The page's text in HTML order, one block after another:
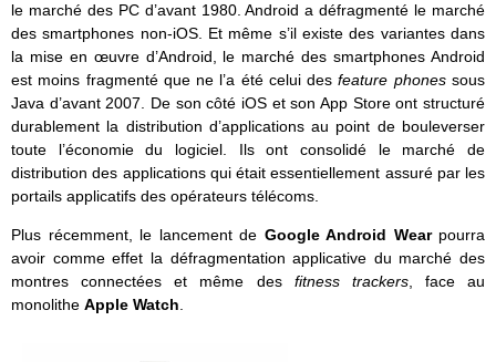
le marché des PC d’avant 1980. Android a défragmenté le marché
des smartphones non-iOS. Et même s’il existe des variantes dans
la mise en œuvre d’Android, le marché des smartphones Android
est moins fragmenté que ne l’a été celui desfeature phonessous
Java d’avant 2007. De son côté iOS et son App Store ont structuré
durablement la distribution d’applications au point de bouleverser
toute l’économie du logiciel. Ils ont consolidé le marché de
distribution des applications qui était essentiellement assuré par les
portails applicatifs des opérateurs télécoms.
Plus récemment, le lancement de Google Android Wear pourra
avoir comme effet la défragmentation applicative du marché des
montres connectées et même des fitness trackers, face au
monolithe Apple Watch.